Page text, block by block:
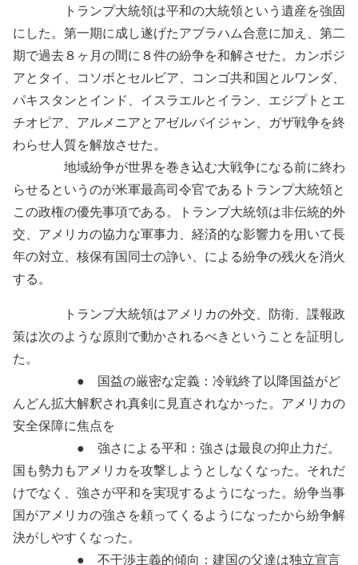
トランプ大統領は平和の大統領という遺産を強固
にした。第一期に成し遂げたアブラハム合意に加え、第二
期で過去８ヶ月の間に８件の紛争を和解させた。カンボジ
アとタイ、コソボとセルビア、コンゴ共和国とルワンダ、
パキスタンとインド、イスラエルとイラン、エジプトとエ
チオピア、アルメニアとアゼルバイジャン、ガザ戦争を終
わらせ人質を解放させた。
地域紛争が世界を巻き込む大戦争になる前に終わ
らせるというのが米軍最高司令官であるトランプ大統領と
この政権の優先事項である。トランプ大統領は非伝統的外
交、アメリカの協力な軍事力、経済的な影響力を用いて長
年の対立、核保有国同士の諍い、による紛争の残火を消火
する。
トランプ大統領はアメリカの外交、防衛、諜報政
策は次のような原則で動かされるべきということを証明し
た。
● 国益の厳密な定義：冷戦終了以降国益がど
んどん拡大解釈され真剣に見直されなかった。アメリカの
安全保障に焦点を
● 強さによる平和：強さは最良の抑止力だ。
国も勢力もアメリカを攻撃しようとしなくなった。それだ
けでなく、強さが平和を実現するようになった。紛争当事
国がアメリカの強さを頼ってくるようになったから紛争解
決がしやすくなった。
● 不干渉主義的傾向：建国の父達は独立宣言